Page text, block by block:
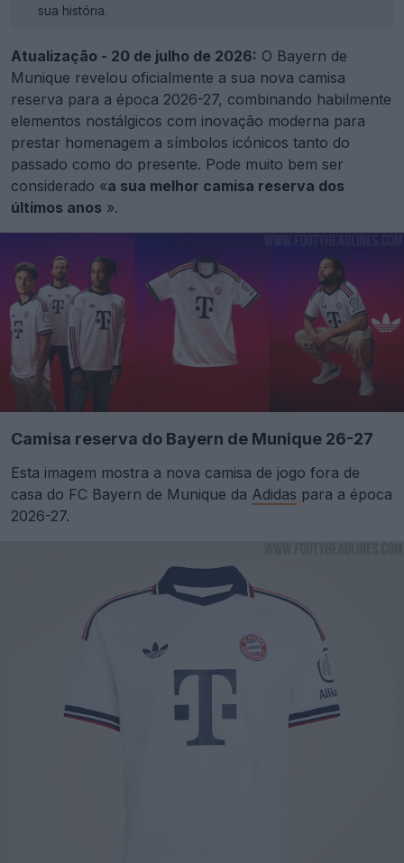
sua história.
Atualização - 20 de julho de 2026: O Bayern de
Munique revelou oficialmente a sua nova camisa
reserva para a época 2026-27, combinando habilmente
elementos nostálgicos com inovação moderna para
prestar homenagem a símbolos icónicos tanto do
passado como do presente. Pode muito bem ser
considerado «a sua melhor camisa reserva dos
últimos anos ».
Camisa reserva do Bayern de Munique 26-27
Esta imagem mostra a nova camisa de jogo fora de
casa do FC Bayern de Munique da Adidas para a época
2026-27.